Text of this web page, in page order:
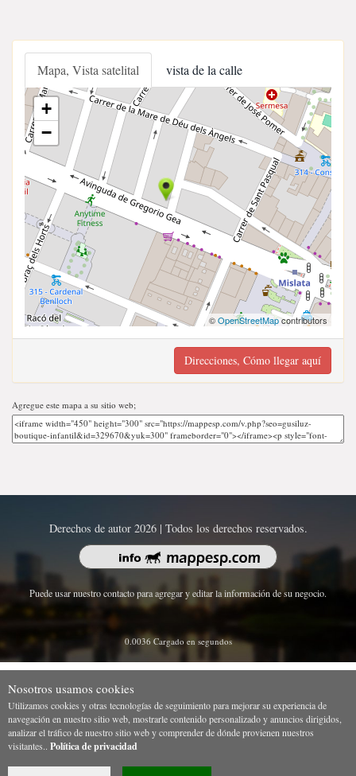
Mapa, Vista satelital vista de la calle
+
−
©OpenStreetMapcontributors
Direcciones, Cómo llegar aquí
Agregue este mapa a su sitio web;
Derechos de autor 2026 | Todos los derechos reservados.
Puede usar nuestro contacto para agregar y editar la información de su negocio.
0.0036 Cargado en segundos
Nosotros usamos cookies
Utilizamos cookies y otras tecnologías de seguimiento para mejorar su experiencia de
navegación en nuestro sitio web, mostrarle contenido personalizado y anuncios dirigidos,
analizar el tráfico de nuestro sitio web y comprender de dónde provienen nuestros
visitantes.. Política de privacidad